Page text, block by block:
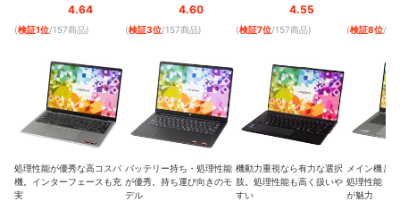
4.64
(検証1位/157商品)
処理性能が優秀な高コスパ
機。インターフェースも充
実
｜ 14-
hw0006AU
4.60
(検証3位/157商品)
バッテリー持ち・処理性能
が優秀。持ち運び向きのモ
デル
4.55
(検証7位/157商品)
機動力重視なら有力な選択
肢。処理性能も高く扱いや
すい
(検証8位/
メイン機と
処理性能・
が魅力